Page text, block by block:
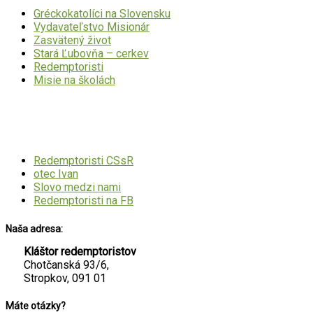
Gréckokatolíci na Slovensku
Vydavateľstvo Misionár
Zasvätený život
Stará Ľubovňa – cerkev
Redemptoristi
Misie na školách
Redemptoristi CSsR
otec Ivan
Slovo medzi nami
Redemptoristi na FB
Naša adresa:
Kláštor redemptoristov
Chotčanská 93/6,
Stropkov, 091 01
Máte otázky?